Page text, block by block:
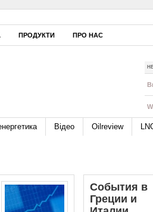
ПРОДУКТИ ПРО НАС
Відео Oilreview
События в
Греции и